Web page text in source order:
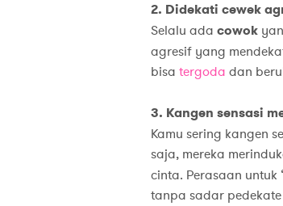
2. Didekati cewek
Selalu ada cowok
agresif yang
bisa tergoda dan
3. Kangen sensasi
Kamu sering kangen
saja, mereka
cinta. Perasaan
tanpa sadar